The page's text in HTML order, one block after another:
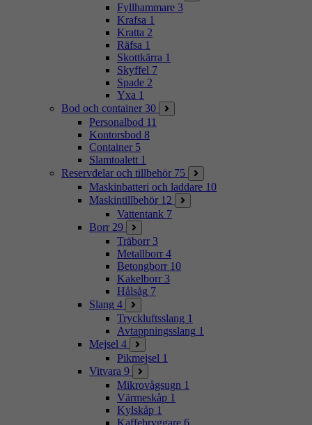
Fyllhammare 3
Krafsa 1
Kratta 2
Räfsa 1
Skottkärra 1
Skyffel 7
Spade 2
Yxa 1
Bod och container 30
Personalbod 11
Kontorsbod 8
Container 5
Slamtoalett 1
Reservdelar och tillbehör 75
Maskinbatteri och laddare 10
Maskintillbehör 12
Vattentank 7
Borr 29
Träborr 3
Metallborr 4
Betongborr 10
Kakelborr 3
Hålsåg 7
Slang 4
Tryckluftsslang 1
Avtappningsslang 1
Mejsel 4
Pikmejsel 1
Vitvara 9
Mikrovågsugn 1
Värmeskåp 1
Kylskåp 1
Kaffebryggare 6